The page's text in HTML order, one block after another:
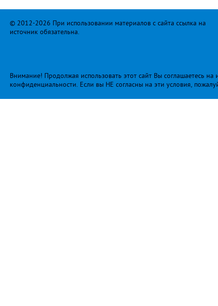
© 2012-2026 При использовании материалов с сайта ссылка на
источник обязательна.
Внимание! Продолжая использовать этот сайт Вы соглашаетесь
конфиденциальности. Если вы НЕ согласны на эти условия,